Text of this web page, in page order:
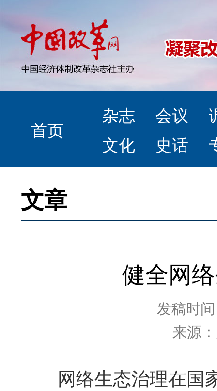
首页
杂志 会议
文化
史话
文章
健全网
发稿时
来源
网络生态治理在国